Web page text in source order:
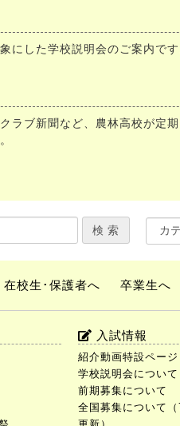
にした学校説明会のご案内です
ラブ新聞など、農林高校が定
在校生･保護者へ 卒業生へ
入試情報
紹介動画特設ページ
学校説明会について
前期募集について
全国募集について（